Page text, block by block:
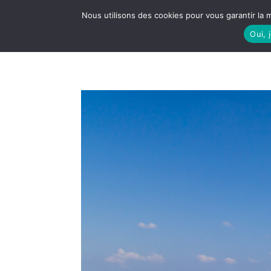
LE
Nous utilisons des cookies pour vous garantir
Oui,